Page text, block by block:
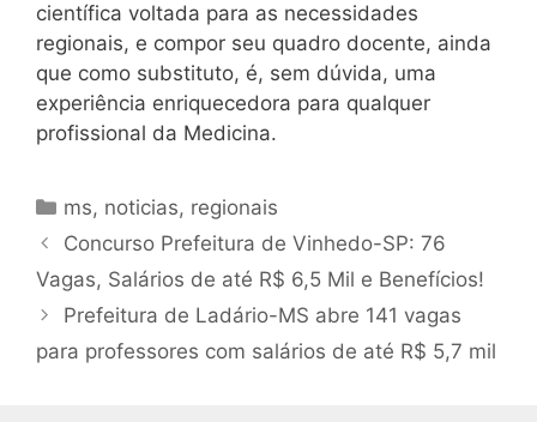
científica voltada para as necessidades
regionais, e compor seu quadro docente, ainda
que como substituto, é, sem dúvida, uma
experiência enriquecedora para qualquer
profissional da Medicina.
Categorias
ms, noticias, regionais
Concurso Prefeitura de Vinhedo-SP: 76
Vagas, Salários de até R$ 6,5 Mil e Benefícios!
Prefeitura de Ladário-MS abre 141 vagas
para professores com salários de até R$ 5,7 mil